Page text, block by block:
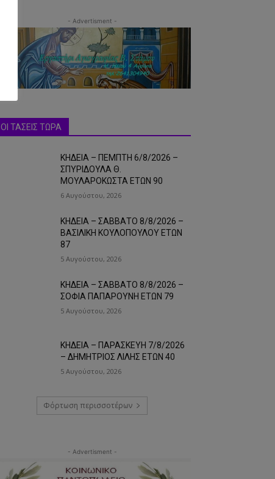
- Advertisment -
ΟΙ ΤΑΣΕΙΣ ΤΩΡΑ
ΚΗΔΕΙΑ – ΠΕΜΠΤΗ 6/8/2026 –
ΣΠΥΡΙΔΟΥΛΑ Θ.
ΜΟΥΛΑΡΟΚΩΣΤΑ ΕΤΩΝ 90
6 Αυγούστου, 2026
ΚΗΔΕΙΑ – ΣΑΒΒΑΤΟ 8/8/2026 –
ΒΑΣΙΛΙΚΗ ΚΟΥΛΟΠΟΥΛΟΥ ΕΤΩΝ
87
5 Αυγούστου, 2026
ΚΗΔΕΙΑ – ΣΑΒΒΑΤΟ 8/8/2026 –
ΣΟΦΙΑ ΠΑΠΑΡΟΥΝΗ ΕΤΩΝ 79
5 Αυγούστου, 2026
ΚΗΔΕΙΑ – ΠΑΡΑΣΚΕΥΗ 7/8/2026
– ΔΗΜΗΤΡΙΟΣ ΛΙΛΗΣ ΕΤΩΝ 40
5 Αυγούστου, 2026
Φόρτωση περισσοτέρων
- Advertisment -